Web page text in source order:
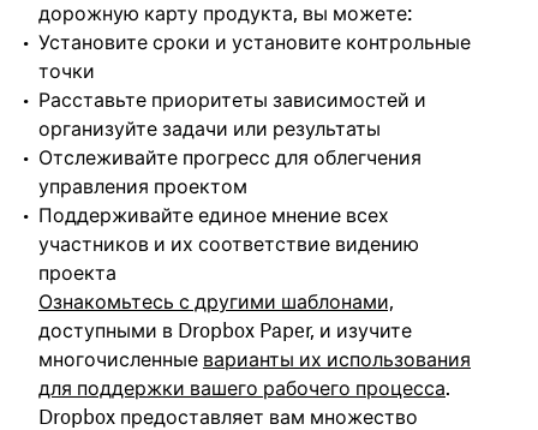
дорожную карту продукта, вы можете:
Установите сроки и установите контрольные
точки
Расставьте приоритеты зависимостей и
организуйте задачи или результаты
Отслеживайте прогресс для облегчения
управления проектом
Поддерживайте единое мнение всех
участников и их соответствие видению
проекта
Ознакомьтесь с другими шаблонами,
доступными в Dropbox Paper, и изучите
многочисленные варианты их использования
для поддержки вашего рабочего процесса.
Dropbox предоставляет вам множество